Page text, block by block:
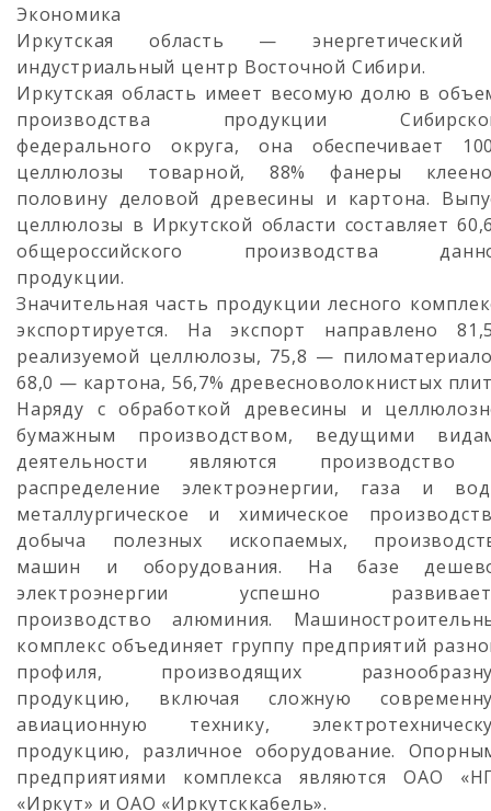
Экономика
Иркутская область —
индустриальный центр Восточной Сибири.
Иркутская область имеет весомую долю в
производства продукции
федерального округа, она обеспечивает
целлюлозы товарной, 88% фанеры
половину деловой древесины и картона.
целлюлозы в Иркутской области составляет
общероссийского производства
продукции.
Значительная часть продукции лесного
экспортируется. На экспорт направлено
реализуемой целлюлозы, 75,8 —
68,0 — картона, 56,7% древесноволокнистых
Наряду с обработкой древесины и
бумажным производством, ведущими
деятельности являются
распределение электроэнергии, газа и
металлургическое и химическое
добыча полезных ископаемых,
машин и оборудования. На базе
электроэнергии успешно
производство алюминия.
комплекс объединяет группу предприятий
профиля, производящих
продукцию, включая сложную
авиационную технику,
продукцию, различное оборудование.
предприятиями комплекса являются ОАО
«Иркут» и ОАО «Иркутсккабель».